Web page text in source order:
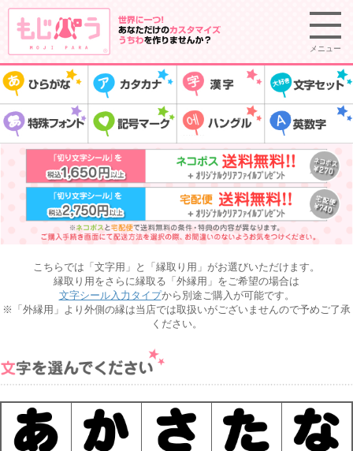
メニュー
こちらでは「文字用」と「縁取り用」がお選びいただけます。
縁取り用をさらに縁取る「外縁用」をご希望の場合は
文字シール入力タイプから別途ご購入が可能です。
※「外縁用」より外側の縁は当店では取扱いがございませんので予めご了承
ください。